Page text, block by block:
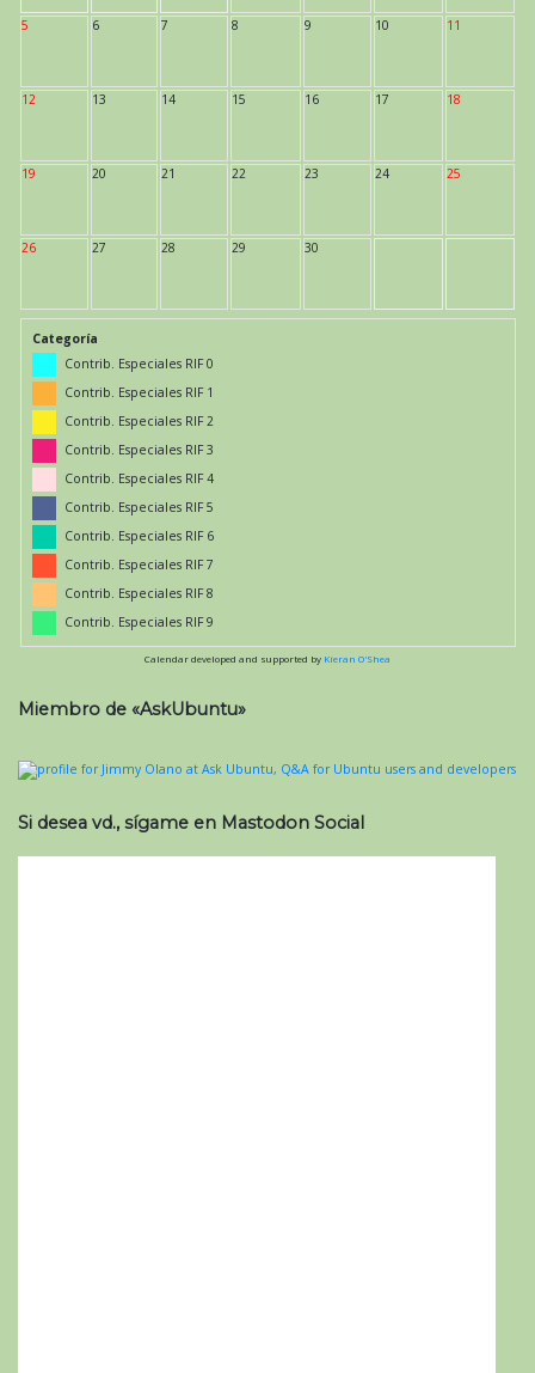
5 6 7 8 9 10 11
12 13 14 15 16 17 18
19 20 21 22 23 24 25
26 27 28 29 30
Categoría
Contrib. Especiales RIF 0
Contrib. Especiales RIF 1
Contrib. Especiales RIF 2
Contrib. Especiales RIF 3
Contrib. Especiales RIF 4
Contrib. Especiales RIF 5
Contrib. Especiales RIF 6
Contrib. Especiales RIF 7
Contrib. Especiales RIF 8
Contrib. Especiales RIF 9
Calendar developed and supported by Kieran O'Shea
Miembro de «AskUbuntu»
Si desea vd., sígame en Mastodon Social